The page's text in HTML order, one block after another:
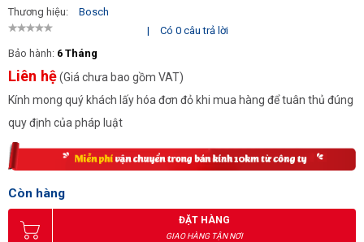
Thương hiệu:
Bosch
|
Có 0 câu trả lời
Bảo hành: 6 Tháng
Liên hệ(Giá chưa bao gồm VAT)
Kính mong quý khách lấy hóa đơn đỏ khi mua hàng để tuân thủ đúng
quy định của pháp luật
Còn hàng
ĐẶT HÀNG
GIAO HÀNG TẬN NƠI